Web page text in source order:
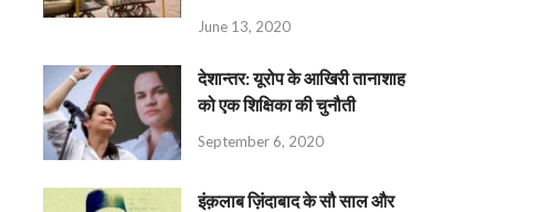
June 13, 2020
देशान्‍तर: यूरोप के आखिरी तानाशाह
को एक शिक्षिका की चुनौती
September 6, 2020
इंक़लाब ज़िंदाबाद के सौ साल और